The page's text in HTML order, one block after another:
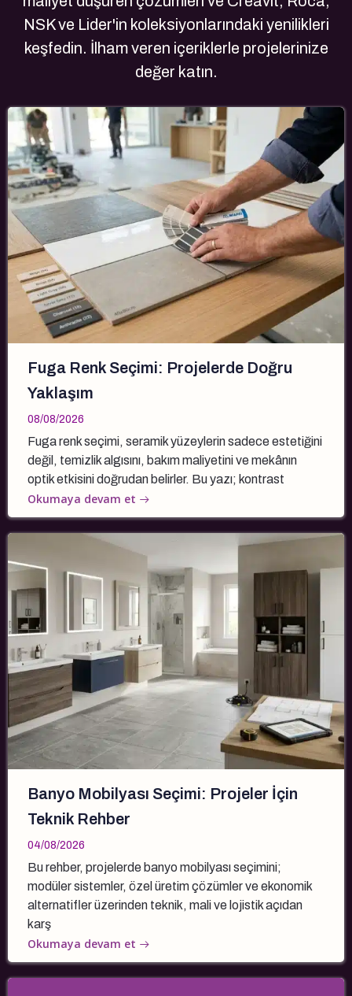
NSK ve Lider'in koleksiyonlarındaki yenilikleri
keşfedin. İlham veren içeriklerle projelerinize
değer katın.
Fuga Renk Seçimi: Projelerde Doğru
Yaklaşım
08/08/2026
Fuga renk seçimi, seramik yüzeylerin sadece estetiğini
değil, temizlik algısını, bakım maliyetini ve mekânın
optik etkisini doğrudan belirler. Bu yazı; kontrast
Okumaya devam et
Banyo Mobilyası Seçimi: Projeler İçin
Teknik Rehber
04/08/2026
Bu rehber, projelerde banyo mobilyası seçimini;
modüler sistemler, özel üretim çözümler ve ekonomik
alternatifler üzerinden teknik, mali ve lojistik açıdan
karş
Okumaya devam et